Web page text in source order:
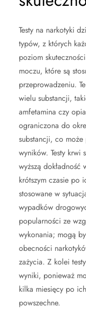
Testy na narkotyki
typów, z których
poziom
moczu, które są
przeprowadzeniu.
wielu substancji,
amfetamina czy
ograniczona do
substancji, co
wyników. Testy krwi
wyższą dokładność
krótszym czasie po
stosowane w
wypadków
popularności ze
wykonania; mogą
obecności
zażycia. Z kolei
wyniki, ponieważ
kilka miesięcy po
powszechne.